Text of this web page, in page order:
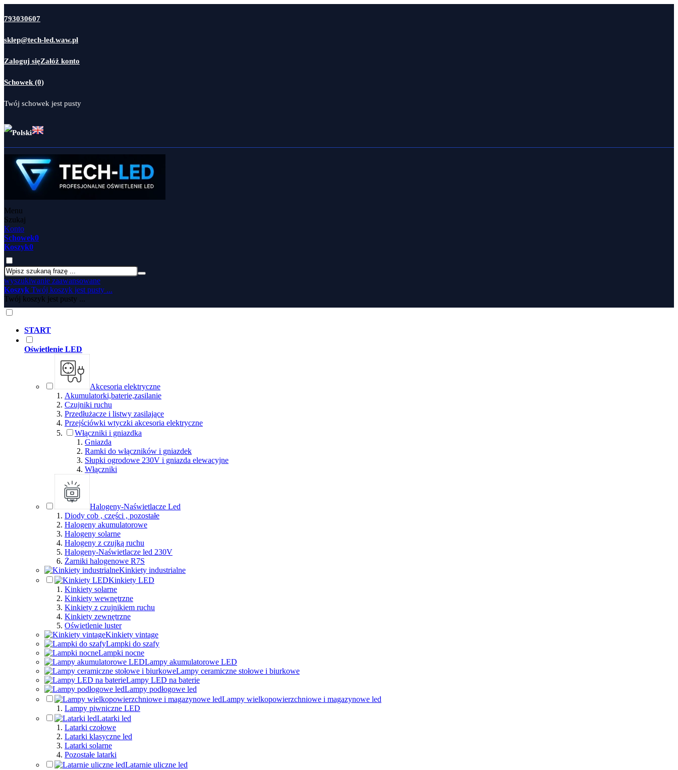
793030607
sklep@tech-led.waw.pl
Zaloguj sięZałóż konto
Schowek (0)
Twój schowek jest pusty
Menu
Szukaj
Konto
Schowek0
Koszyk0
wyszukiwanie zaawansowane
Koszyk Twój koszyk jest pusty ...
Twój koszyk jest pusty ...
START
Oświetlenie LED
Akcesoria elektryczne
Akumulatorki,baterie,zasilanie
Czujniki ruchu
Przedłużacze i listwy zasilające
Przejściówki wtyczki akcesoria elektryczne
Włączniki i gniazdka
Gniazda
Ramki do włączników i gniazdek
Słupki ogrodowe 230V i gniazda elewacyjne
Włączniki
Halogeny-Naświetlacze Led
Diody cob , części , pozostałe
Halogeny akumulatorowe
Halogeny solarne
Halogeny z czujką ruchu
Halogeny-Naświetlacze led 230V
Żarniki halogenowe R7S
Kinkiety industrialne
Kinkiety LED
Kinkiety solarne
Kinkiety wewnętrzne
Kinkiety z czujnikiem ruchu
Kinkiety zewnętrzne
Oświetlenie luster
Kinkiety vintage
Lampki do szafy
Lampki nocne
Lampy akumulatorowe LED
Lampy ceramiczne stołowe i biurkowe
Lampy LED na baterie
Lampy podłogowe led
Lampy wielkopowierzchniowe i magazynowe led
Lampy piwniczne LED
Latarki led
Latarki czołowe
Latarki klasyczne led
Latarki solarne
Pozostałe latarki
Latarnie uliczne led